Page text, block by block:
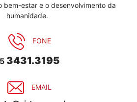
bem-estar e o desenvolvimento da
humanidade.
FONE
3431.3195
EMAIL